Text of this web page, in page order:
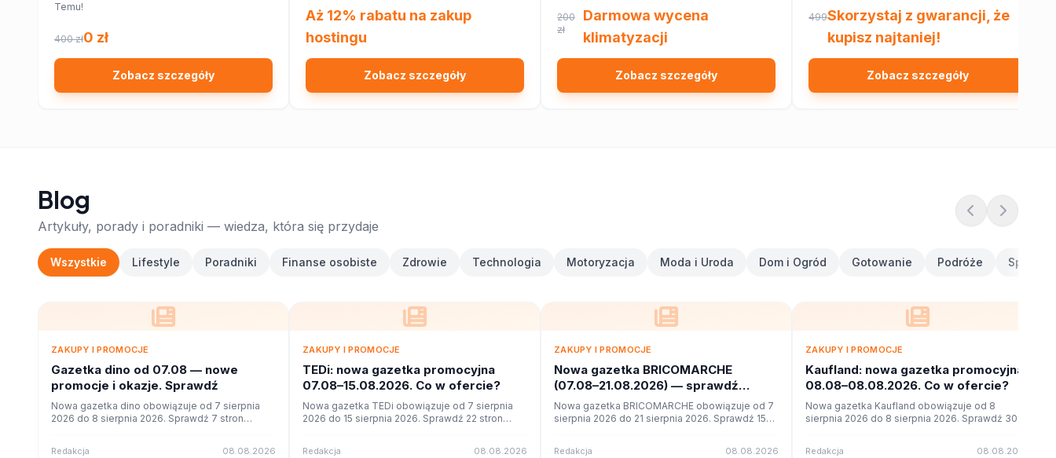
Temu!
400 zł0 zł
Zobacz szczegóły
Aż 12% rabatu na zakup
hostingu
Zobacz szczegóły
domu lub mieszkania.
200
zł
Darmowa wycena
klimatyzacji
Zobacz szczegóły
499Skorzystaj z gwarancji, że
kupisz najtaniej!
Zobacz szczegóły
Blog
Artykuły, porady i poradniki — wiedza, która się przydaje
Wszystkie Lifestyle Poradniki Finanse osobiste Zdrowie Technologia Motoryzacja Moda i Uroda Dom i Ogród Gotowanie Podróże Sport i
ZAKUPY I PROMOCJE
Gazetka dino od 07.08 — nowe
promocje i okazje. Sprawdź
Nowa gazetka dino obowiązuje od 7 sierpnia
2026 do 8 sierpnia 2026. Sprawdź 7 stron
Redakcja 08.08.2026
ZAKUPY I PROMOCJE
TEDi: nowa gazetka promocyjna
07.08–15.08.2026. Co w ofercie?
Nowa gazetka TEDi obowiązuje od 7 sierpnia
2026 do 15 sierpnia 2026. Sprawdź 22 stron
Redakcja 08.08.2026
ZAKUPY I PROMOCJE
Nowa gazetka BRICOMARCHE
(07.08–21.08.2026) — sprawdź
promocje
Nowa gazetka BRICOMARCHE obowiązuje od 7
sierpnia 2026 do 21 sierpnia 2026. Sprawdź 15
Redakcja 08.08.2026
ZAKUPY I PROMOCJE
Kaufland: nowa gazetka promocyjna
08.08–08.08.2026. Co w ofercie?
Nowa gazetka Kaufland obowiązuje od 8
sierpnia 2026 do 8 sierpnia 2026. Sprawdź 30
Redakcja 08.08.2026